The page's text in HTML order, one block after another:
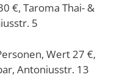
€, Taroma Thai- &
5
Wert 27 €,
Antoniusstr. 13